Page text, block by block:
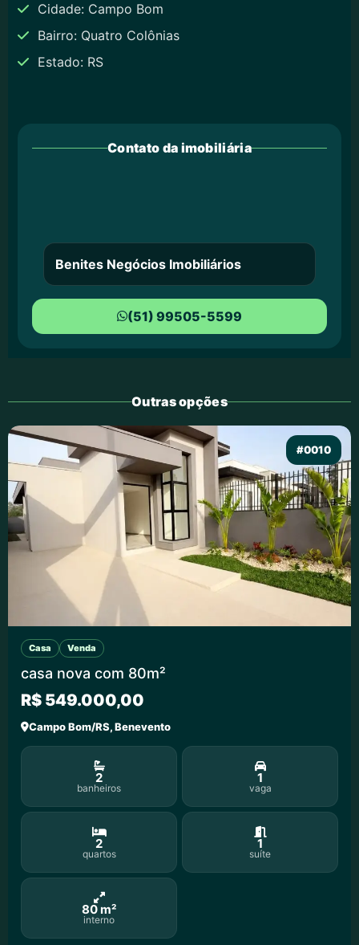
Cidade: Campo Bom
Bairro: Quatro Colônias
Estado: RS
Contato da imobiliária
Benites Negócios Imobiliários
(51) 99505-5599
Outras opções
#0010
Casa Venda
casa nova com 80m²
R$ 549.000,00
Campo Bom/RS, Benevento
2
banheiros
1
vaga
2
quartos
1
suíte
80 m²
interno